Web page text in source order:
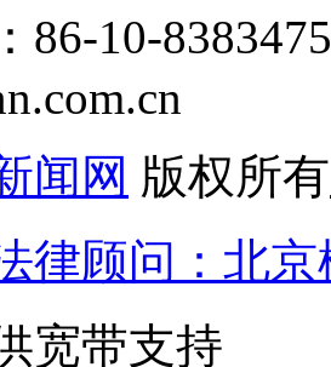
86-10-
闻网 版权所有
律顾问：北
宽带支持